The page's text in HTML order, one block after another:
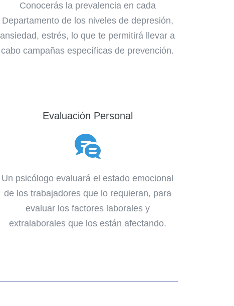
Conocerás la prevalencia en cada
Departamento de los niveles de depresión,
ansiedad, estrés, lo que te permitirá llevar a
cabo campañas específicas de prevención.
Evaluación Personal
Un psicólogo evaluará el estado emocional
de los trabajadores que lo requieran, para
evaluar los factores laborales y
extralaborales que los están afectando.